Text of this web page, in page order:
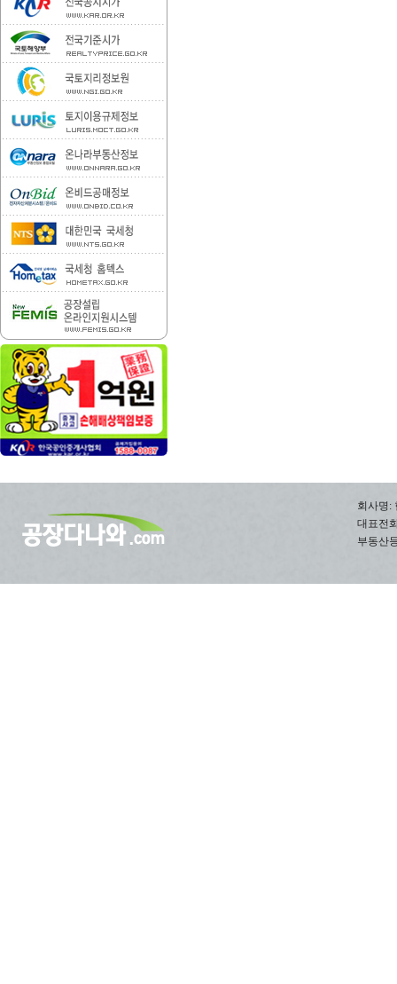
회사명:
대표전
부동산